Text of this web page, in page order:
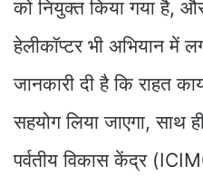
को नियुक्त किया गया है,
हेलीकॉप्टर भी अभियान में
जानकारी दी है कि राहत
सहयोग लिया जाएगा, साथ
पर्वतीय विकास केंद्र